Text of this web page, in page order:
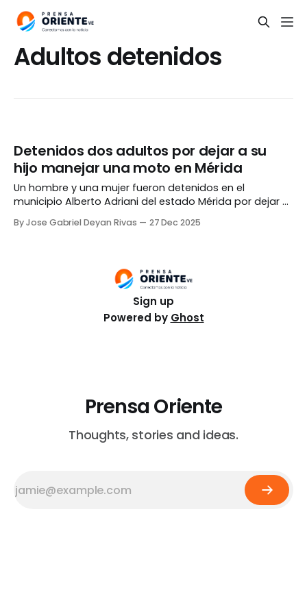
Adultos detenidos
Detenidos dos adultos por dejar a su
hijo manejar una moto en Mérida
Un hombre y una mujer fueron detenidos en el
municipio Alberto Adriani del estado Mérida por dejar a
plena vía pública. De acuerdo al Instituto Autónomo de
By Jose Gabriel Deyan Rivas 27 Dec 2025
Sign up
Powered by Ghost
Prensa Oriente
Thoughts, stories and ideas.